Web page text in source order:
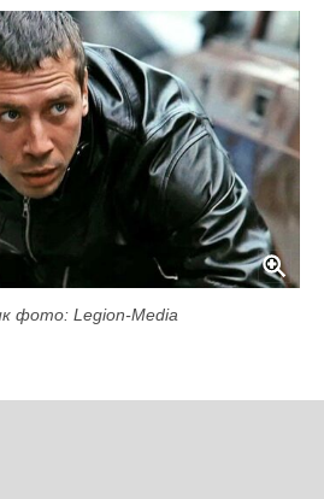
фото: Legion-Media